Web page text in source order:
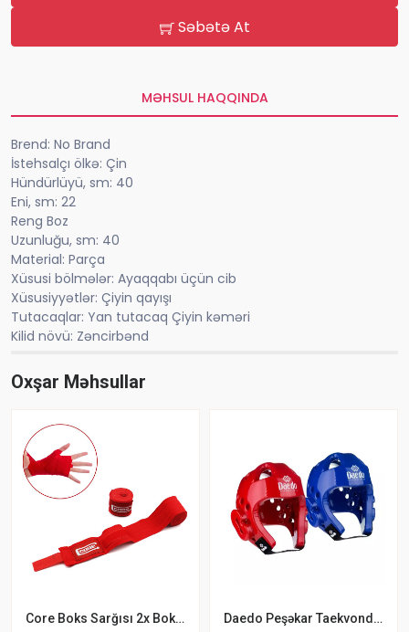
Səbətə At
MƏHSUL HAQQINDA
Brend: No Brand
İstehsalçı ölkə: Çin
Hündürlüyü, sm: 40
Eni, sm: 22
Reng Boz
Uzunluğu, sm: 40
Material: Parça
Xüsusi bölmələr: Ayaqqabı üçün cib
Xüsusiyyətlər: Çiyin qayışı
Tutacaqlar: Yan tutacaq Çiyin kəməri
Kilid növü: Zəncirbənd
Oxşar Məhsullar
Core Boks Sarğısı 2x Boks Binti Biləkik 3metr Daedo Peşəkar Taekvondo Karate Dəbilqəsi Qırmızı Mavi Rəngli Professional Boks Kaskı